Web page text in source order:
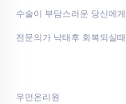
수술이 부담스러운 당신에게
전문의가 낙태후 회복되실
우먼온리원